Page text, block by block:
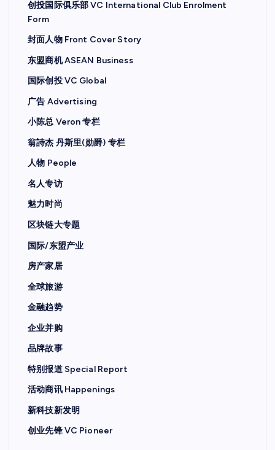
创投国际俱乐部 VC International Club Enrolment
Form
封面人物 Front Cover Story
东盟商机 ASEAN Business
国际创投 VC Global
广告 Advertising
小陈总 Veron 专栏
翁詩杰 丹斯里(勋爵) 专栏
人物 People
名人专访
魅力时尚
区块链大专题
国际/东盟产业
房产家居
全球旅游
金融趋势
企业并购
品牌故事
特别报道 Special Report
活动商讯 Happenings
新科技新发明
创业先锋 VC Pioneer